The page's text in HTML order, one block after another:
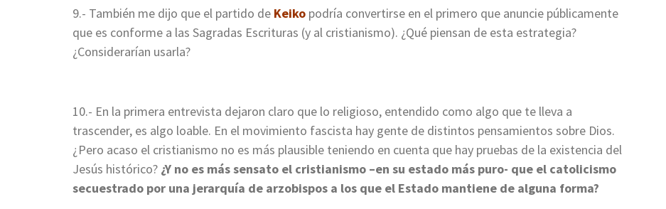
9.- También me dijo que el partido de Keiko podría convertirse en el primero que anuncie públicamente
que es conforme a las Sagradas Escrituras (y al cristianismo). ¿Qué piensan de esta estrategia?
¿Considerarían usarla?
10.- En la primera entrevista dejaron claro que lo religioso, entendido como algo que te lleva a
trascender, es algo loable. En el movimiento fascista hay gente de distintos pensamientos sobre Dios.
¿Pero acaso el cristianismo no es más plausible teniendo en cuenta que hay pruebas de la existencia del
Jesús histórico? ¿Y no es más sensato el cristianismo –en su estado más puro- que el catolicismo
secuestrado por una jerarquía de arzobispos a los que el Estado mantiene de alguna forma?